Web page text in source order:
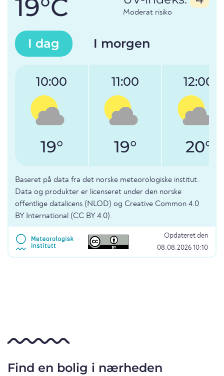
19°C Moderat risiko
I dag I morgen
10:00
19°
11:00
19°
12:00
20°
Baseret på data fra det norske meteorologiske institut.
Data og produkter er licenseret under den norske
offentlige datalicens (NLOD) og Creative Common 4.0
BY International (CC BY 4.0).
Opdateret den
08.08.2026 10:10
Find en bolig i nærheden